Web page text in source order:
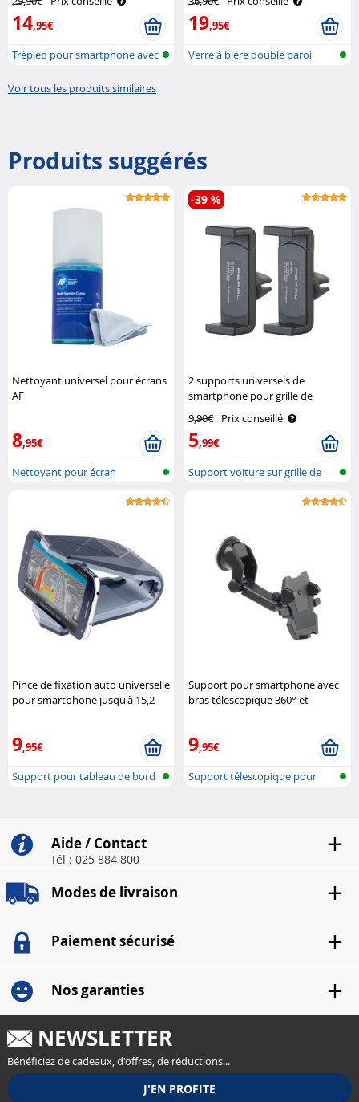
Somikon
14,95€
Trépied pour smartphone avec
19,95€
Verre à bière double paroi
Voir tous les produits similaires
Produits suggérés
Nettoyant universel pour écrans
AF
8,95€
Nettoyant pour écran
2 supports universels de
smartphone pour grille de
9,90€ Prix conseillé
5,99€
-39 %
Support voiture sur grille de
Pince de fixation auto universelle
pour smartphone jusqu'à 15,2
9,95€
Support pour tableau de bord
Support pour smartphone avec
bras télescopique 360° et
9,95€
Support télescopique pour
Aide / Contact
Tél : 025 884 800
Modes de livraison
Paiement sécurisé
Nos garanties
NEWSLETTER
Bénéficiez de cadeaux, d'offres, de réductions...